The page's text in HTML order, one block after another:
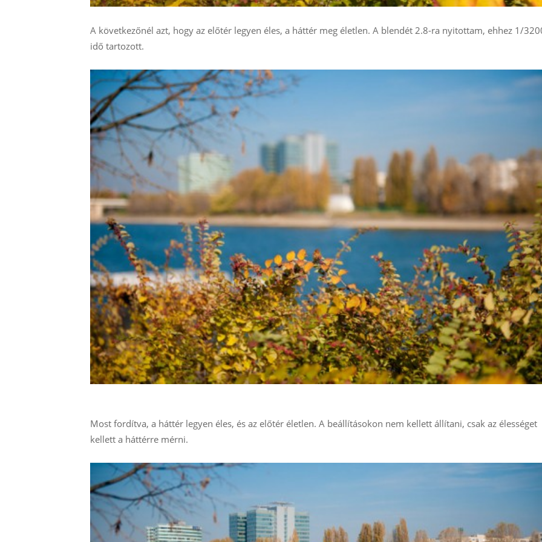
A következőnél azt, hogy az előtér legyen éles, a háttér meg életlen. A blendét 2.8-ra nyitottam, ehhez 1/
idő tartozott.
Most fordítva, a háttér legyen éles, és az előtér életlen. A beállításokon nem kellett állítani, csak az élességet
kellett a háttérre mérni.